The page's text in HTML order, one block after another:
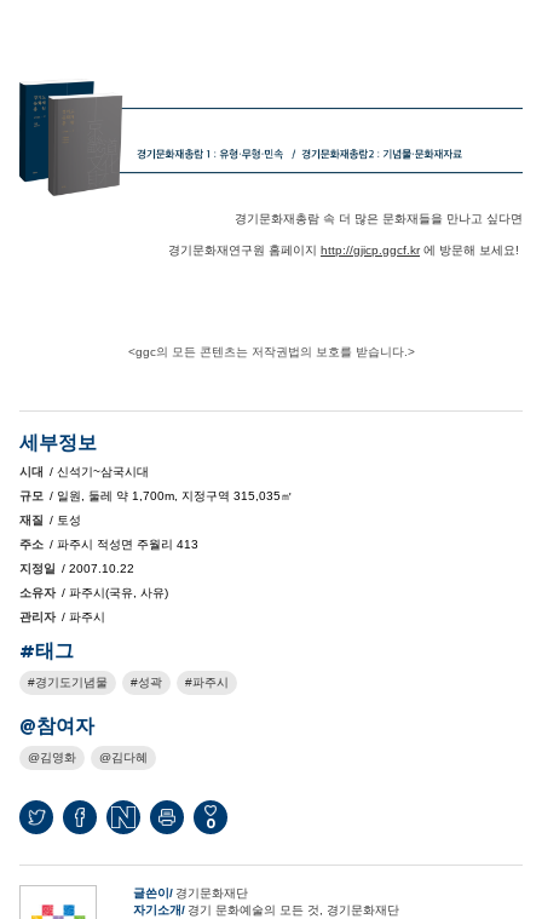
경기문화재총람 속 더 많은 문화재들을 만나고 싶다면
경기문화재연구원 홈페이지 http://gjicp.ggcf.kr에 방문해 보세요!
<ggc의 모든 콘텐츠는 저작권법의 보호를 받습니다.>
세부정보
시대
/ 신석기~삼국시대
규모 / 일원, 둘레 약 1,700m, 지정구역 315,035㎡
재질
/ 토성
주소 / 파주시 적성면 주월리 413
지정일
/ 2007.10.22
소유자 / 파주시(국유, 사유)
관리자 / 파주시
#태그
경기도기념물 성곽 파주시
@참여자
김영화 김다혜
0
글쓴이
경기문화재단
자기소개
경기 문화예술의 모든 것, 경기문화재단